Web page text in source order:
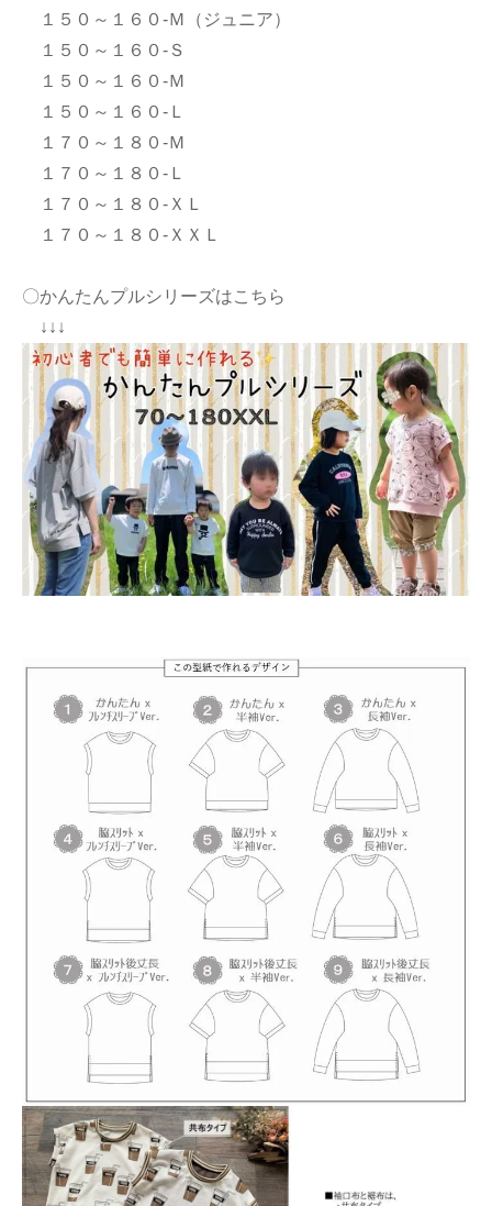
１５０～１６０-Ｍ（ジュニア）
１５０～１６０-Ｓ
１５０～１６０-Ｍ
１５０～１６０-Ｌ
１７０～１８０-Ｍ
１７０～１８０-Ｌ
１７０～１８０-ＸＬ
１７０～１８０-ＸＸＬ
〇かんたんプルシリーズはこちら
↓↓↓